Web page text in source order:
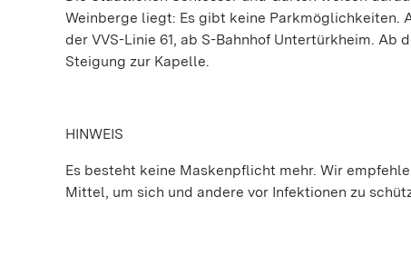
Weinberge liegt: Es gibt keine Parkmöglichkeiten.
der VVS-Linie 61, ab S-Bahnhof Untertürkheim.
Steigung zur Kapelle.
HINWEIS
Es besteht keine Maskenpflicht mehr. Wir
Mittel, um sich und andere vor Infektionen zu